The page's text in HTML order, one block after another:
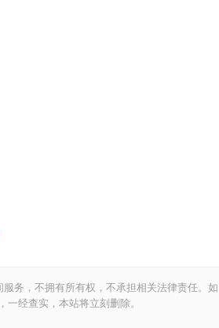
务，不拥有所有权，不承担相关法律责任。如
经查实，本站将立刻删除。